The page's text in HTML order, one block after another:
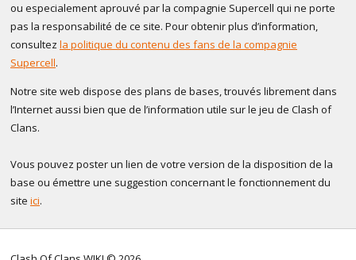
ou especialement aprouvé par la compagnie Supercell qui ne porte
pas la responsabilité de ce site. Pour obtenir plus d’information,
consultez la politique du contenu des fans de la compagnie
Supercell.
Notre site web dispose des plans de bases, trouvés librement dans
l’Internet aussi bien que de l’information utile sur le jeu de Clash of
Clans.
Vous pouvez poster un lien de votre version de la disposition de la
base ou émettre une suggestion concernant le fonctionnement du
site ici.